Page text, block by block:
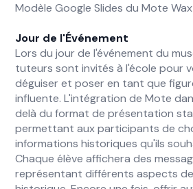
Modèle Google Slides du Mote
Jour de l'Événement
Lors du jour de l'événement du
tuteurs sont invités à l'école pour
déguiser et poser en tant que
influente. L'intégration de Mote
delà du format de présentation
permettant aux participants de
informations historiques qu'ils
Chaque élève affichera des
représentant différents aspects